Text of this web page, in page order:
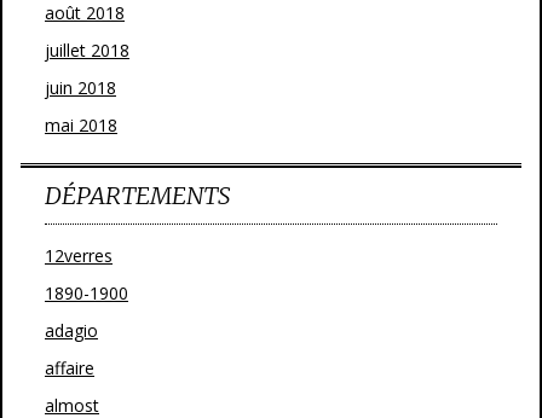
août 2018
juillet 2018
juin 2018
mai 2018
DÉPARTEMENTS
12verres
1890-1900
adagio
affaire
almost